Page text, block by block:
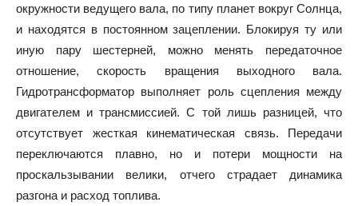
окружности ведущего вала, по типу планет вокруг Солнца,
и находятся в постоянном зацеплении. Блокируя ту или
иную пару шестерней, можно менять передаточное
отношение, скорость вращения выходного вала.
Гидротрансформатор выполняет роль сцепления между
двигателем и трансмиссией. С той лишь разницей, что
отсутствует жесткая кинематическая связь. Передачи
переключаются плавно, но и потери мощности на
проскальзывании велики, отчего страдает динамика
разгона и расход топлива.